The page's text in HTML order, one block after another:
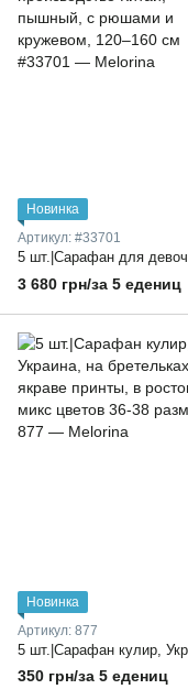
Новинка
Артикул: #33701
3 680 грн/за 5 едениц
Новинка
Артикул: 877
350 грн/за 5 едениц